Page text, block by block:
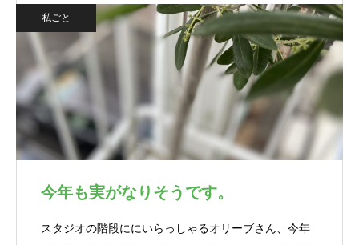
私ごと
今年も実がなりそうです。
スタジオの階段ににいらっしゃるオリーブさん、今年